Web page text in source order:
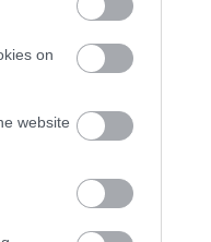
on
website
a